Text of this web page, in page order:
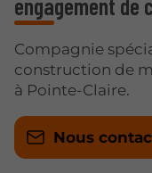
engagement de
Compagnie
construction de
à Pointe-Claire.
Nous